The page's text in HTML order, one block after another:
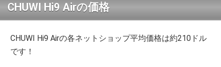
CHUWI Hi9 Airの価格
CHUWI Hi9 Airの各ネットショップ平均価格は約210ドル
です！